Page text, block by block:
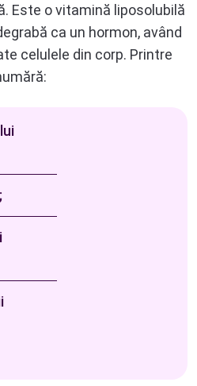
Este o vitamină liposolubilă
ca un hormon, având
celulele din corp. Printre